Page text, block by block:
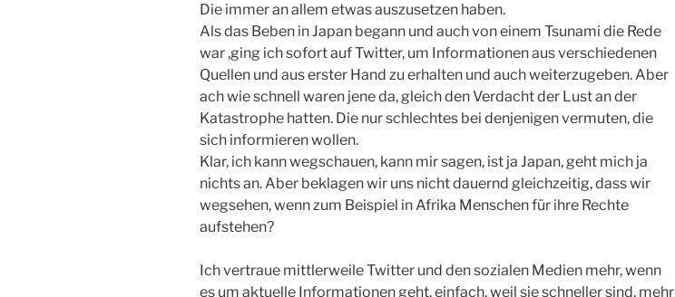
Die immer an allem etwas auszusetzen haben.
Als das Beben in Japan begann und auch von einem Tsunami die Rede
war ,ging ich sofort auf Twitter, um Informationen aus verschiedenen
Quellen und aus erster Hand zu erhalten und auch weiterzugeben. Aber
ach wie schnell waren jene da, gleich den Verdacht der Lust an der
Katastrophe hatten. Die nur schlechtes bei denjenigen vermuten, die
sich informieren wollen.
Klar, ich kann wegschauen, kann mir sagen, ist ja Japan, geht mich ja
nichts an. Aber beklagen wir uns nicht dauernd gleichzeitig, dass wir
wegsehen, wenn zum Beispiel in Afrika Menschen für ihre Rechte
aufstehen?
Ich vertraue mittlerweile Twitter und den sozialen Medien mehr, wenn
es um aktuelle Informationen geht, einfach, weil sie schneller sind, mehr